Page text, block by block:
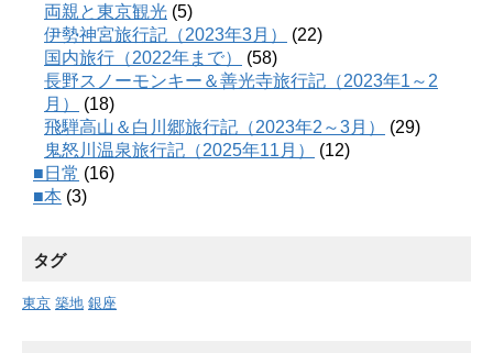
両親と東京観光 (5)
伊勢神宮旅行記（2023年3月）
(22)
国内旅行（2022年まで）
(58)
長野スノーモンキー＆善光寺旅行記（2023年1～2
月）
(18)
飛騨高山＆白川郷旅行記（2023年2～3月）
(29)
鬼怒川温泉旅行記（2025年11月）
(12)
■日常 (16)
■本 (3)
タグ
東京 築地 銀座